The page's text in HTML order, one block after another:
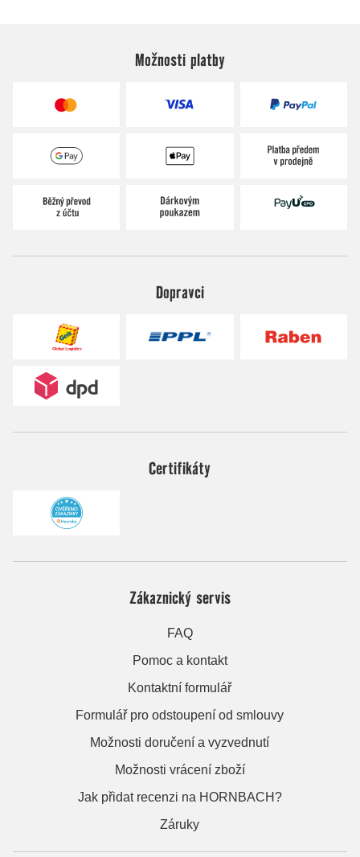
Možnosti platby
Dopravci
Certifikáty
Zákaznický servis
FAQ
Pomoc a kontakt
Kontaktní formulář
Formulář pro odstoupení od smlouvy
Možnosti doručení a vyzvednutí
Možnosti vrácení zboží
Jak přidat recenzi na HORNBACH?
Záruky